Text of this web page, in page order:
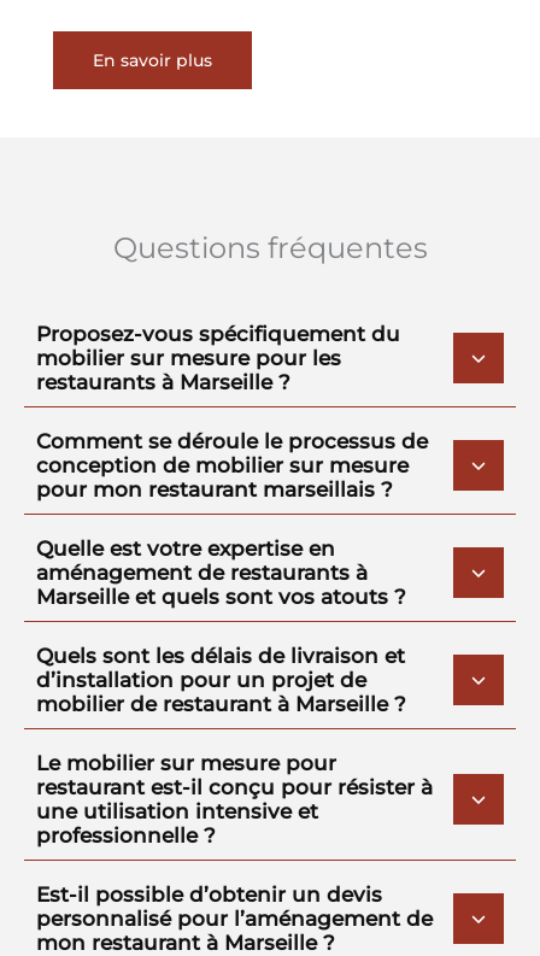
En savoir plus
Questions fréquentes
Proposez-vous spécifiquement du
mobilier sur mesure pour les
restaurants à Marseille ?
Comment se déroule le processus de
conception de mobilier sur mesure
pour mon restaurant marseillais ?
Quelle est votre expertise en
aménagement de restaurants à
Marseille et quels sont vos atouts ?
Quels sont les délais de livraison et
d’installation pour un projet de
mobilier de restaurant à Marseille ?
Le mobilier sur mesure pour
restaurant est-il conçu pour résister à
une utilisation intensive et
professionnelle ?
Est-il possible d’obtenir un devis
personnalisé pour l’aménagement de
mon restaurant à Marseille ?